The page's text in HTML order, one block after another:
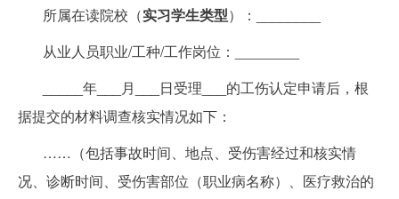
所属在读院校（实习学生类型）：________
从业人员职业/工种/工作岗位：________
_____年___月___日受理___的工伤认定申请后，根
据提交的材料调查核实情况如下：
……（包括事故时间、地点、受伤害经过和核实情
况、诊断时间、受伤害部位（职业病名称）、医疗救治的